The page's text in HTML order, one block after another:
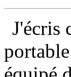
J'écris